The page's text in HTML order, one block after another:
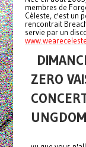
membres de
Cèleste, c'est un
rencontrait
servie par un
ZERO